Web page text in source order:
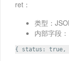
ret：
类型：
内部字段：
{ status: true,